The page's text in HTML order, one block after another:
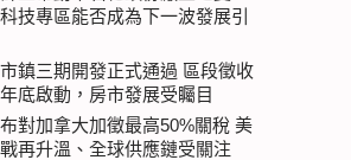
技專區能否成為下一波發展引
鎮三期開發正式通過 區段徵收
底啟動，房市發展受矚目
對加拿大加徵最高50%關稅 美
再升溫、全球供應鏈受關注